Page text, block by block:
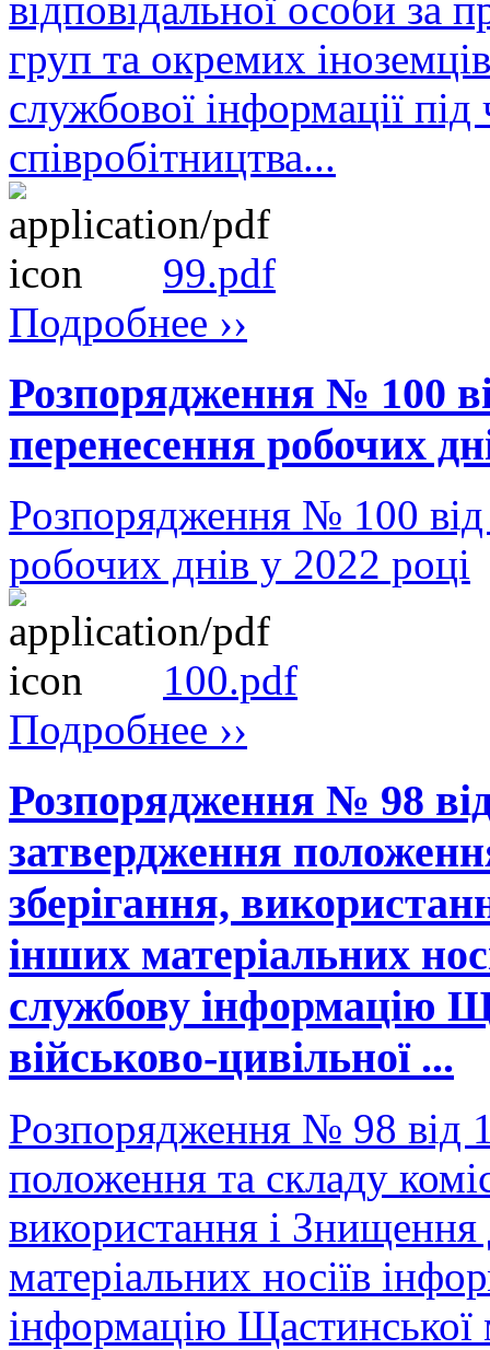
груп та окремих
службової інформації
співробітництва...
99.pdf
Подробнее ››
Розпорядження № 100
перенесення робочих
Розпорядження № 100
робочих днів у 2022 році
100.pdf
Подробнее ››
Розпорядження № 98
затвердження
зберігання,
інших матеріальних
службову інформацію
військово-цивільної ...
Розпорядження № 98 від
положення та складу
використання і
матеріальних носіїв
інформацію Щастинської